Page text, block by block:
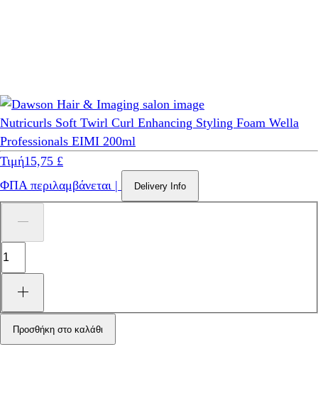
Nutricurls Soft Twirl Curl Enhancing Styling Foam Wella
Professionals EIMI 200ml
Τιμή15,75 £
ΦΠΑ περιλαμβάνεται | Delivery Info
Προσθήκη στο καλάθι